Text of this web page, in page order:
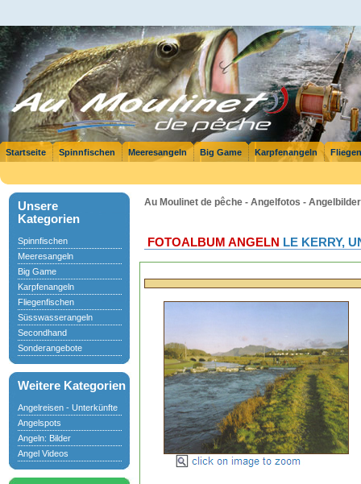
Startseite Spinnfischen Meeresangeln Big Game Karpfenangeln
Unsere
Kategorien
Spinnfischen
Meeresangeln
Big Game
Karpfenangeln
Fliegenfischen
Süsswasserangeln
Secondhand
Sonderangebote
Weitere Kategorien
Angelreisen - Unterkünfte
Angelspots
Angeln: Bilder
Angel Videos
Au Moulinet de pêche - Angelfotos -
FOTOALBUM ANGELN LE KERRY,